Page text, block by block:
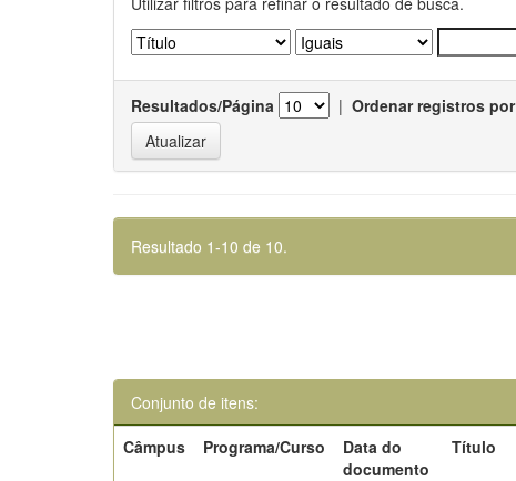
Resultados/Página | Ordenar registros por
Resultado 1-10 de 10.
Conjunto de itens:
Câmpus
Programa/Curso
Data do
documento
Título